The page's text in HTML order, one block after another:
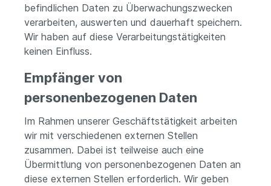
befindlichen Daten zu Überwachungszwecken
verarbeiten, auswerten und dauerhaft speichern.
Wir haben auf diese Verarbeitungstätigkeiten
keinen Einfluss.
Empfänger von
personenbezogenen Daten
Im Rahmen unserer Geschäftstätigkeit arbeiten
wir mit verschiedenen externen Stellen
zusammen. Dabei ist teilweise auch eine
Übermittlung von personenbezogenen Daten an
diese externen Stellen erforderlich. Wir geben